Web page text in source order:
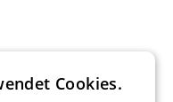
Cookies.